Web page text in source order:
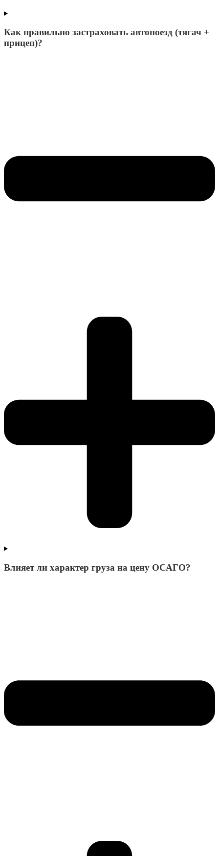
Как правильно застраховать автопоезд (тягач +
прицеп)?
Влияет ли характер груза на цену ОСАГО?